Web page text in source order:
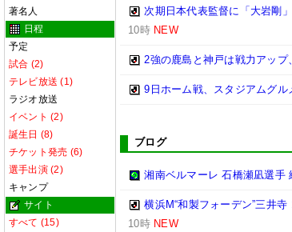
著名人
日程
予定
試合 (2)
テレビ放送 (1)
ラジオ放送
イベント (2)
誕生日 (8)
チケット発売 (6)
選手出演 (2)
キャンプ
サイト
すべて (15)
次期日本代表監督に「大岩剛
10時 NEW
2強の鹿島と神戸は戦力アップ
9日ホーム戦、スタジアムグ
ブログ
湘南ベルマーレ 石橋瀬凪選手
横浜M“和製フォーデン”三井
10時 NEW